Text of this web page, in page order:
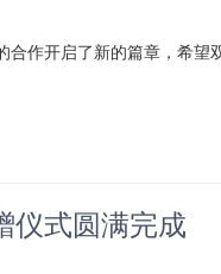
作开启了新的篇章，希望
仪式圆满完成